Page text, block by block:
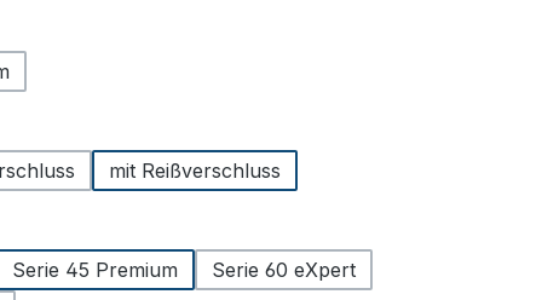
mit Reißverschluss
Serie 45 Premium
Serie 60 eXpert